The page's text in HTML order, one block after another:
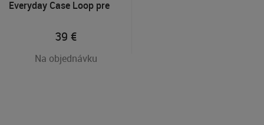
Everyday Case Loop pre
39 €
Na objednávku